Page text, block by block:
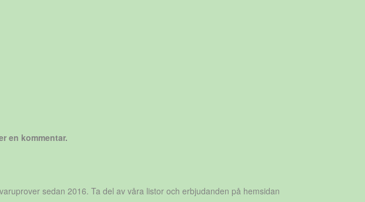
en kommentar.
sedan 2016. Ta del av våra listor och erbjudanden på hemsidan